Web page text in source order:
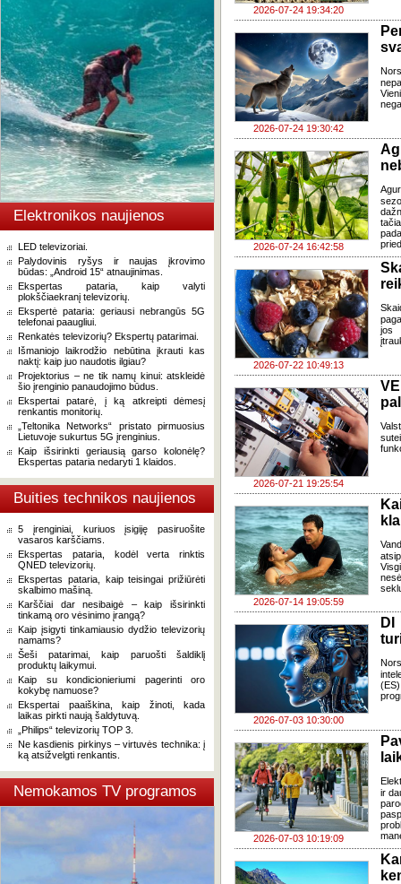
Elektronikos naujienos
LED televizoriai.
Palydovinis ryšys ir naujas įkrovimo
būdas: „Android 15“ atnaujinimas.
Ekspertas pataria, kaip valyti
plokščiaekranį televizorių.
Ekspertė pataria: geriausi nebrangūs 5G
telefonai paaugliui.
Renkatės televizorių? Ekspertų patarimai.
Išmaniojo laikrodžio nebūtina įkrauti kas
naktį: kaip juo naudotis ilgiau?
Projektorius – ne tik namų kinui: atskleidė
šio įrenginio panaudojimo būdus.
Ekspertai patarė, į ką atkreipti dėmesį
renkantis monitorių.
„Teltonika Networks“ pristato pirmuosius
Lietuvoje sukurtus 5G įrenginius.
Kaip išsirinkti geriausią garso kolonėlę?
Ekspertas pataria nedaryti 1 klaidos.
Buities technikos naujienos
5 įrenginiai, kuriuos įsigiję pasiruošite
vasaros karščiams.
Ekspertas pataria, kodėl verta rinktis
QNED televizorių.
Ekspertas pataria, kaip teisingai prižiūrėti
skalbimo mašiną.
Karščiai dar nesibaigė – kaip išsirinkti
tinkamą oro vėsinimo įrangą?
Kaip įsigyti tinkamiausio dydžio televizorių
namams?
Šeši patarimai, kaip paruošti šaldiklį
produktų laikymui.
Kaip su kondicionieriumi pagerinti oro
kokybę namuose?
Ekspertai paaiškina, kaip žinoti, kada
laikas pirkti naują šaldytuvą.
„Philips“ televizorių TOP 3.
Ne kasdienis pirkinys – virtuvės technika: į
ką atsižvelgti renkantis.
Nemokamos TV programos
2026-07-24 19:34:20
2026-07-24 19:30:42
2026-07-24 16:42:58
2026-07-22 10:49:13
jos
2026-07-21 19:25:54
2026-07-14 19:05:59
2026-07-03 10:30:00
2026-07-03 10:19:09
ir